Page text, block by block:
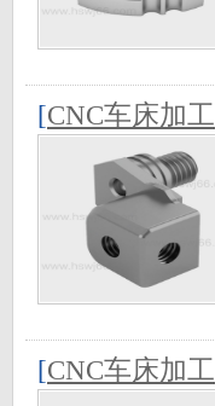
[CNC车床加工
[CNC车床加工